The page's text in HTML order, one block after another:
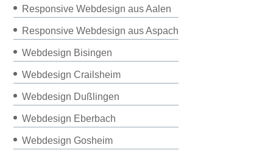
Responsive Webdesign aus Aalen
Responsive Webdesign aus Aspach
Webdesign Bisingen
Webdesign Crailsheim
Webdesign Dußlingen
Webdesign Eberbach
Webdesign Gosheim